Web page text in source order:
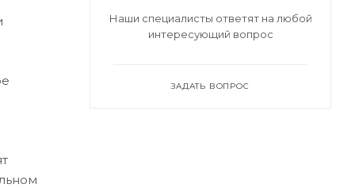
Наши специалисты ответят на любой
интересующий вопрос
ЗАДАТЬ ВОПРОС